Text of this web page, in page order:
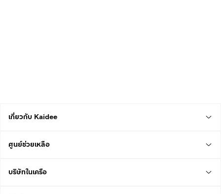
เกี่ยวกับ Kaidee
ศูนย์ช่วยเหลือ
บริษัทในเครือ